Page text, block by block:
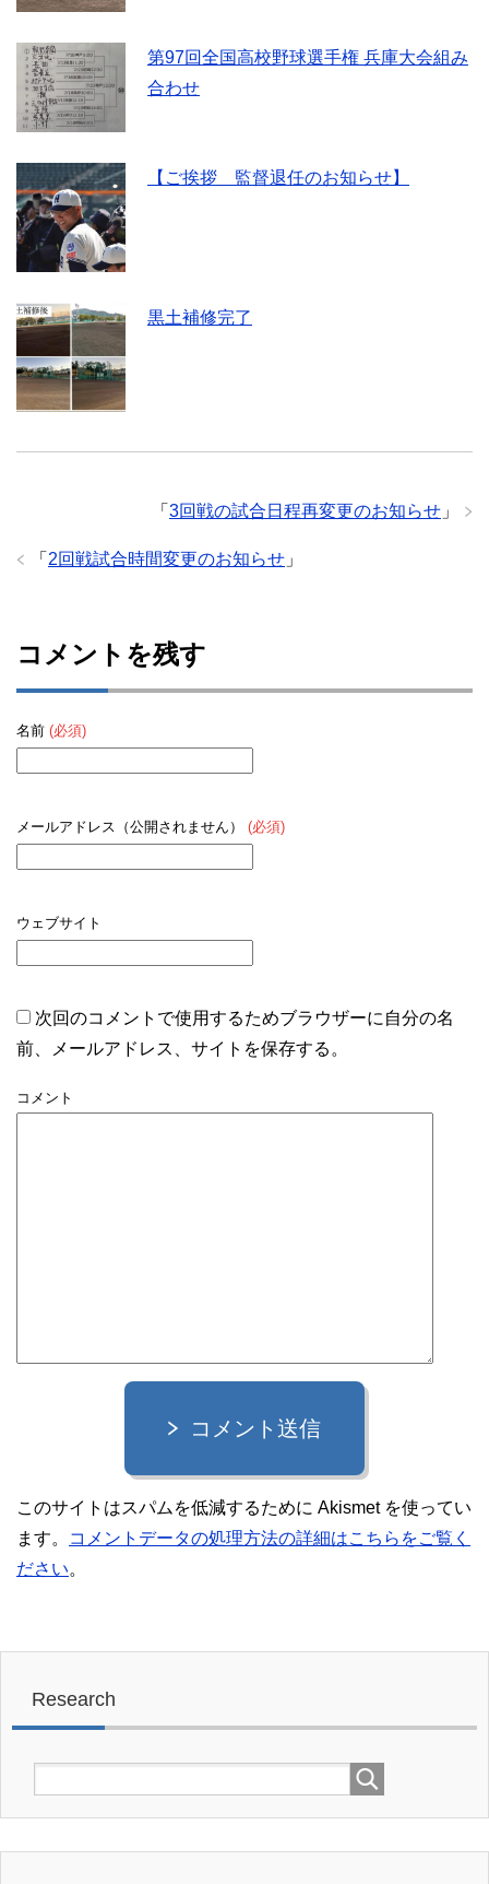
第97回全国高校野球選手権 兵庫大会組み
合わせ
【ご挨拶 監督退任のお知らせ】
黒土補修完了
「 3回戦の試合日程再変更のお知らせ 」
「 2回戦試合時間変更のお知らせ 」
コメントを残す
名前 (必須)
メールアドレス（公開されません） (必須)
ウェブサイト
次回のコメントで使用するためブラウザーに自分の名
前、メールアドレス、サイトを保存する。
コメント
コメント送信
このサイトはスパムを低減するために Akismet を使ってい
ます。
コメントデータの処理方法の詳細はこちらをご覧く
ださい。
Research